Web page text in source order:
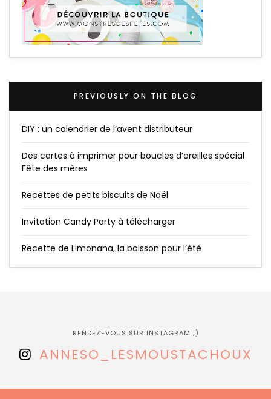
PREVIOUSLY ON THE BLOG
DIY : un calendrier de l’avent distributeur
Des cartes à imprimer pour boucles d’oreilles spécial
Fête des mères
Recettes de petits biscuits de Noël
Invitation Candy Party à télécharger
Recette de Limonana, la boisson pour l’été
RENDEZ-VOUS SUR INSTAGRAM ;)
ANNESO_LESMOUSTACHOUX